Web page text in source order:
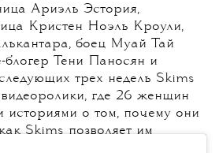
Ариэль Эстория,
Кристен Ноэль Кроули,
боец ​​Муай Тай
Тени Паносян и
трех недель Skims
видеоролики, где 26 женщин
историями о том, почему они
Skims позволяет им